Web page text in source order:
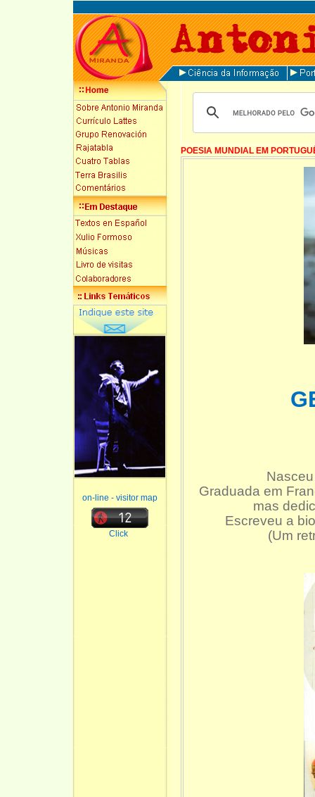
on-line - visitor map
Click
POESIA MUNDIAL EM
Graduada em
mas
Escreveu a
(Um